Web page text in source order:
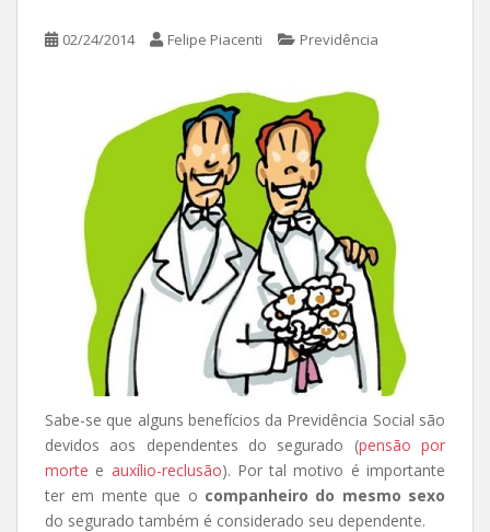
02/24/2014 Felipe Piacenti Previdência
Sabe-se que alguns benefícios da Previdência Social são
devidos aos dependentes do segurado (pensão por
morte e auxílio-reclusão). Por tal motivo é importante
ter em mente que o companheiro do mesmo sexo
do segurado também é considerado seu dependente.